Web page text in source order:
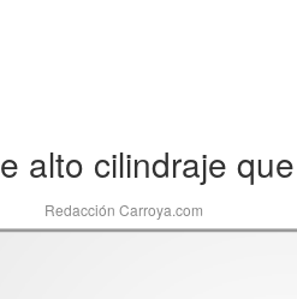
alto cilindraje
Redacción Carroya.com